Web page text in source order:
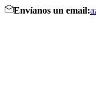
Envíanos un email: